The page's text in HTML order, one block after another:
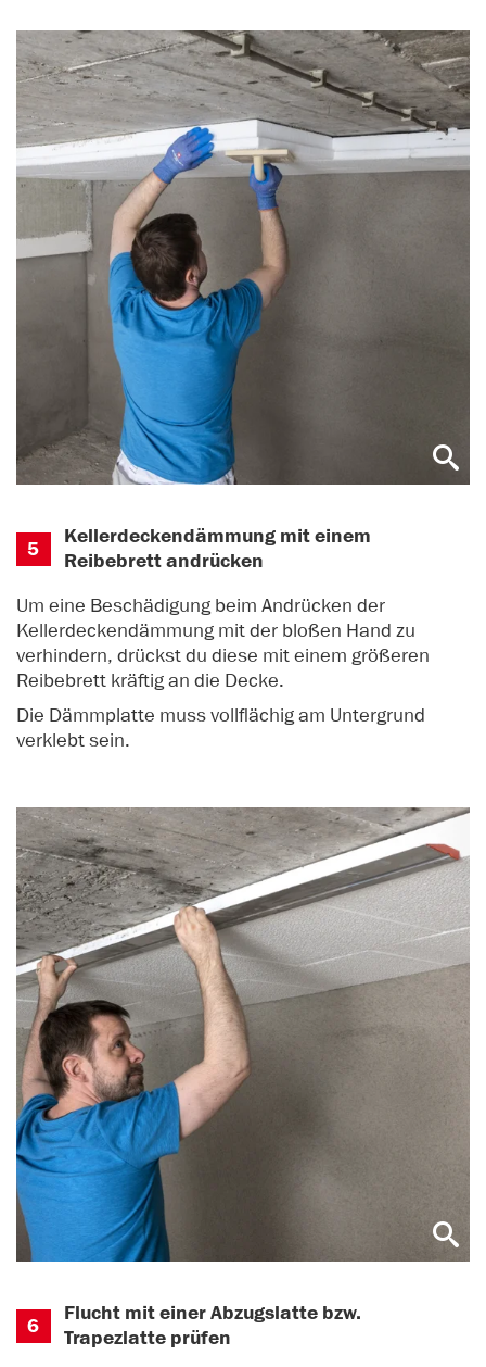
5
Kellerdeckendämmung mit einem
Reibebrett andrücken
Um eine Beschädigung beim Andrücken der
Kellerdeckendämmung mit der bloßen Hand zu
verhindern, drückst du diese mit einem größeren
Reibebrett kräftig an die Decke.
Die Dämmplatte muss vollflächig am Untergrund
verklebt sein.
6
Flucht mit einer Abzugslatte bzw.
Trapezlatte prüfen